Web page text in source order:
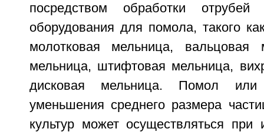
посредством обработки отрубей
оборудования для помола, такого
молотковая мельница, вальцовая
мельница, штифтовая мельница,
дисковая мельница. Помол или
уменьшения среднего размера
культур может осуществляться при